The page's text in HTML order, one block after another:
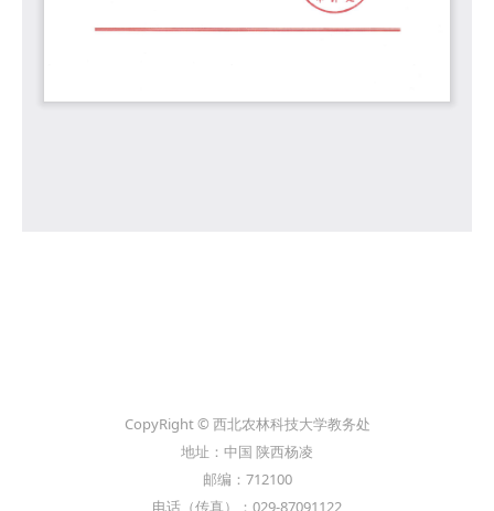
CopyRight © 西北农林科技大学教务处
地址：中国 陕西杨凌
邮编：712100
电话（传真）：029-87091122